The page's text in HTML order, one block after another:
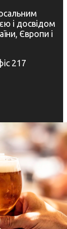
і досвідом
Європи і
217